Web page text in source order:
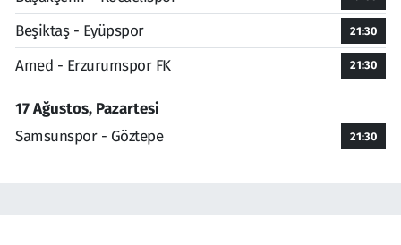
Beşiktaş - Eyüpspor 21:30
Amed - Erzurumspor FK 21:30
17 Ağustos, Pazartesi
Samsunspor - Göztepe
21:30